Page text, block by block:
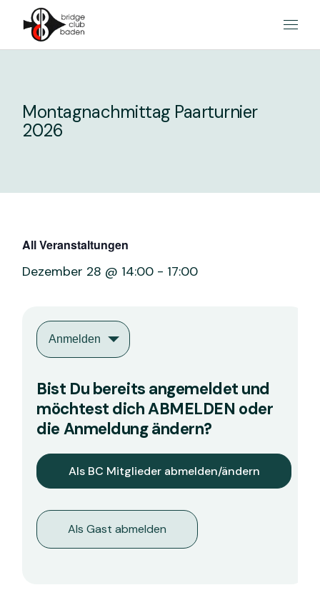
content
Montagnachmittag Paarturnier
2026
All Veranstaltungen
Dezember 28 @ 14:00 - 17:00
Anmelden
Bist Du bereits angemeldet und
möchtest dich ABMELDEN oder
die Anmeldung ändern?
Als Gast abmelden